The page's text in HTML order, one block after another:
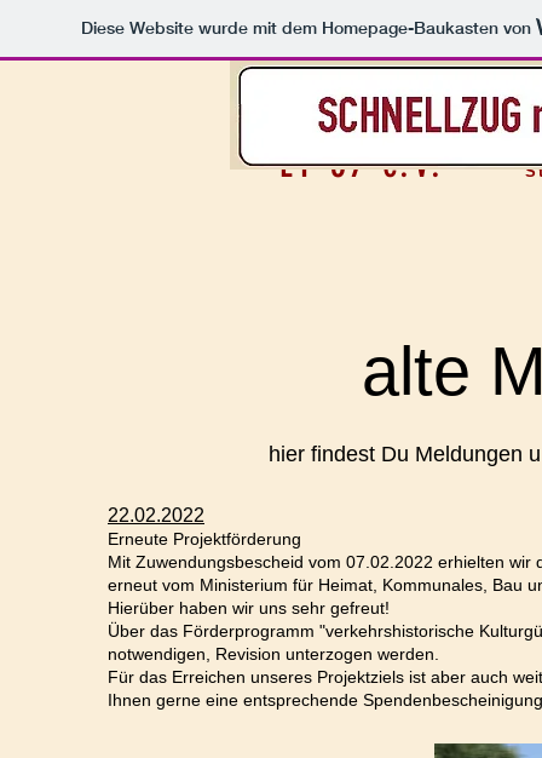
Diese Website wurde mit dem Homepage-Baukasten von
ET 57 e.V.
alte
hier findest Du Meldungen
22.02.2022
Erneute Projektförderung
Mit Zuwendungsbescheid vom 07.02.2022 erhielten
erneut vom Ministerium für Heimat, Kommunales, Bau
Hierüber haben wir uns sehr gefreut!
Über das Förderprogramm "verkehrshistorische
notwendigen, Revision unterzogen werden.
Für das Erreichen unseres Projektziels ist aber auch
Ihnen gerne eine entsprechende